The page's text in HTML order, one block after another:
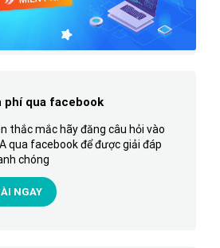
phí qua facebook
thắc mắc hãy đăng câu hỏi vào
qua facebook để được giải đáp
chóng
NGAY